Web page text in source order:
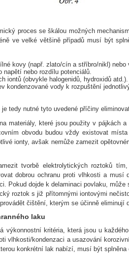
proces se škálou možných
ve velké většině případů musí být
kovy (např. zlato/cín a stříbro/nikl)
napětí nebo rozdílu potenciálů.
iontů (obvykle halogenidů, hydroxidů atd.).
kondenzované vody k rozpuštění
tedy nutné tyto uvedené příčiny
materiály, které jsou použity v pájkách
obvodu budou vždy existovat
ionty, avšak nemůže zamezit
tvorbě elektrolytických roztoků
dobrou ochranu proti vlhkosti a musí
Pokud dojde k delaminaci povlaku, může
roztok s již přítomnými iontovými
čištění, kterým se účinně
laku
výkonnostní kritéria, která jsou u
vlhkosti/kondenzaci a usazování
konkrétní lak nabízí, musí být